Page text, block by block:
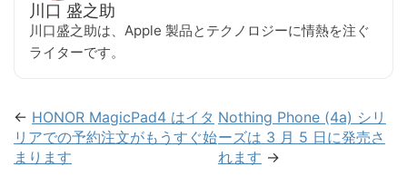
川口 盛之助
川口盛之助は、Apple 製品とテクノロジーに情熱を注ぐ
ライターです。
← HONOR MagicPad4 はイタ
リアでの予約注文がもうすぐ始
まります
Nothing Phone (4a) シリ
ーズは 3 月 5 日に発売さ
れます →